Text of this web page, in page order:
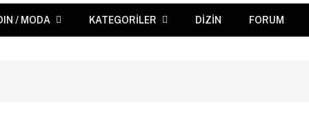
/ MODA KATEGORILER DIZIN FORUM